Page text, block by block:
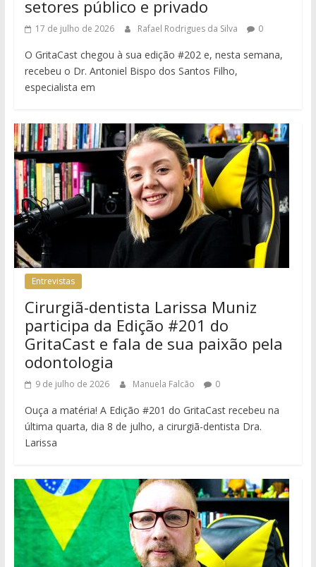
setores público e privado
17 de julho de 2026 Rafael Rodrigues da Silva 0
O GritaCast chegou à sua edição #202 e, nesta semana,
recebeu o Dr. Antoniel Bispo dos Santos Filho,
especialista em
Entrevistas
Cirurgiã-dentista Larissa Muniz
participa da Edição #201 do
GritaCast e fala de sua paixão pela
odontologia
9 de julho de 2026 Manuela Falcão 0
Ouça a matéria! A Edição #201 do GritaCast recebeu na
última quarta, dia 8 de julho, a cirurgiã-dentista Dra.
Larissa